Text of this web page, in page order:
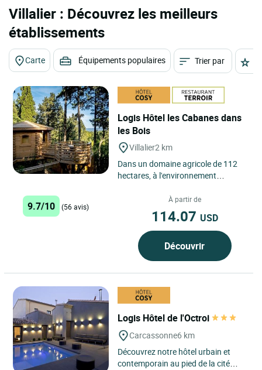
Villalier : Découvrez les meilleurs
établissements
Carte Équipements populaires Trier par
Logis Hôtel les Cabanes dans
les Bois
Villalier2 km
Dans un domaine agricole de 112
hectares, à l'environnement
bois vous accueillent dans...
9.7/10 (56 avis)
À partir de
114.07 USD
Découvrir
Logis Hôtel de l'Octroi
Carcassonne6 km
Découvrez notre hôtel urbain et
contemporain au pied de la cité